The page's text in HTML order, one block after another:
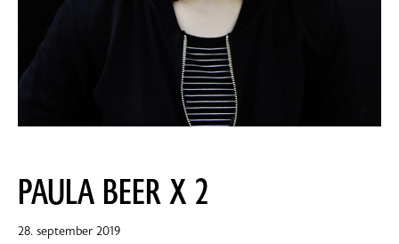
PAULA BEER X 2
28. september 201922.